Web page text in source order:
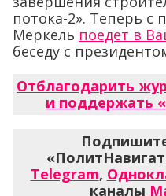
Отблагодарить
и поддержать
Telegram,
каналы